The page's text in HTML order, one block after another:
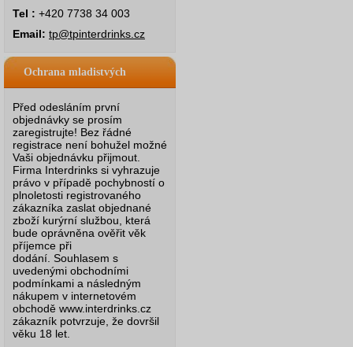
Tel : +420 7738 34 003
Email: tp@tpinterdrinks.cz
Ochrana mladistvých
Před odesláním první
objednávky se prosím
zaregistrujte! Bez řádné
registrace není bohužel možné
Vaši objednávku přijmout.
Firma Interdrinks si vyhrazuje
právo v případě pochybností o
plnoletosti registrovaného
zákazníka zaslat objednané
zboží kurýrní službou, která
bude oprávněna ověřit věk
příjemce při
dodání. Souhlasem s
uvedenými obchodními
podmínkami a následným
nákupem v internetovém
obchodě www.interdrinks.cz
zákazník potvrzuje, že dovršil
věku 18 let.